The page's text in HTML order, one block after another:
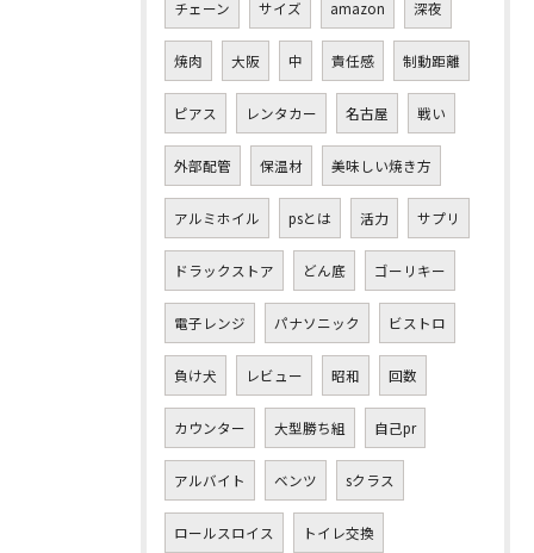
チェーン サイズ amazon 深夜
焼肉 大阪 中 責任感 制動距離
ピアス レンタカー 名古屋 戦い
外部配管 保温材 美味しい焼き方
アルミホイル psとは 活力 サプリ
ドラックストア どん底 ゴーリキー
電子レンジ パナソニック ビストロ
負け犬 レビュー 昭和 回数
カウンター 大型勝ち組 自己pr
アルバイト ベンツ sクラス
ロールスロイス トイレ交換